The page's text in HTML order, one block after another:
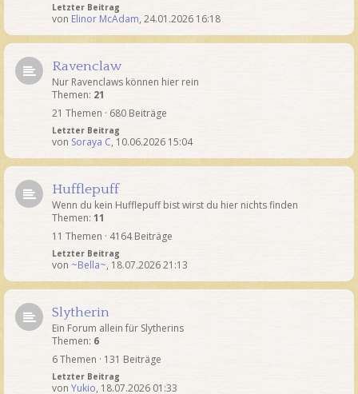
Letzter Beitrag
von Elinor McAdam, 24.01.2026 16:18
Ravenclaw
Nur Ravenclaws können hier rein
Themen: 21
21 Themen · 680 Beiträge
Letzter Beitrag
von Soraya C, 10.06.2026 15:04
Hufflepuff
Wenn du kein Hufflepuff bist wirst du hier nichts finden
Themen: 11
11 Themen · 4164 Beiträge
Letzter Beitrag
von ~Bella~, 18.07.2026 21:13
Slytherin
Ein Forum allein für Slytherins
Themen: 6
6 Themen · 131 Beiträge
Letzter Beitrag
von Yukio, 18.07.2026 01:33